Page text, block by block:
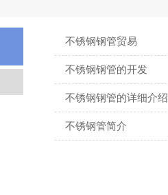
不锈钢钢管贸易
不锈钢钢管的开发
不锈钢钢管的详细介绍
不锈钢管简介